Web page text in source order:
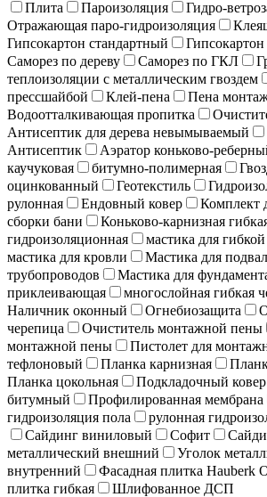
Плита Пароизоляция
Гидро-
Отражающая паро-гидроизоляция
Гипсокартон стандартный
Саморез по дереву
Саморез по ГКЛ
теплоизоляции с металлическим гвоздем
прессшайбой
Клей-пена
Пена
Водоотталкивающая пропитка
Антисептик для дерева невымываемый
Антисептик
Аэратор коньково-
каучуковая
битумно-полимерная
оцинкованный
Геотекстиль
рулонная
Ендовный ковер
Комплект
сборки бани
Коньково-карнизная
гидроизоляционная
мастика для
мастика для кровли
Мастика для
трубопроводов
Мастика для
приклеивающая
многослойная гибкая
Наличник оконный
Огнебиозащита
черепица
Очиститель монтажной пены
монтажной пены
Пистолет для
тефлоновый
Планка карнизная
Планка цокольная
Подкладочный ковер
битумный
Профилированная мембрана
гидроизоляция пола
рулонная
Сайдинг виниловый
Софит
металлический внешний
Уголок
внутренний
Фасадная плитка Hauberk
плитка гибкая
Шлифованное ДСП